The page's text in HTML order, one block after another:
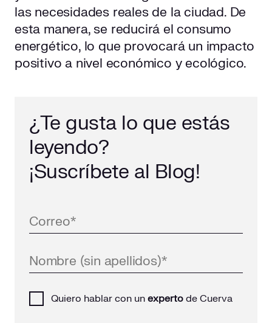
las necesidades reales de la ciudad. De
esta manera, se reducirá el consumo
energético, lo que provocará un impacto
positivo a nivel económico y ecológico.
¿Te gusta lo que estás
leyendo?
¡Suscríbete al Blog!
Quiero hablar con un experto de Cuerva